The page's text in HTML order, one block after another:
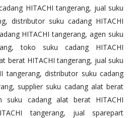
HITACHI tangerang, jual suku
distributor suku cadang HITACHI
HITACHI tangerang, agen suku
toko suku cadang HITACHI
berat HITACHI tangerang, jual suku
tangerang, distributor suku cadang
supplier suku cadang alat berat
suku cadang alat berat HITACHI
tangerang, jual sparepart